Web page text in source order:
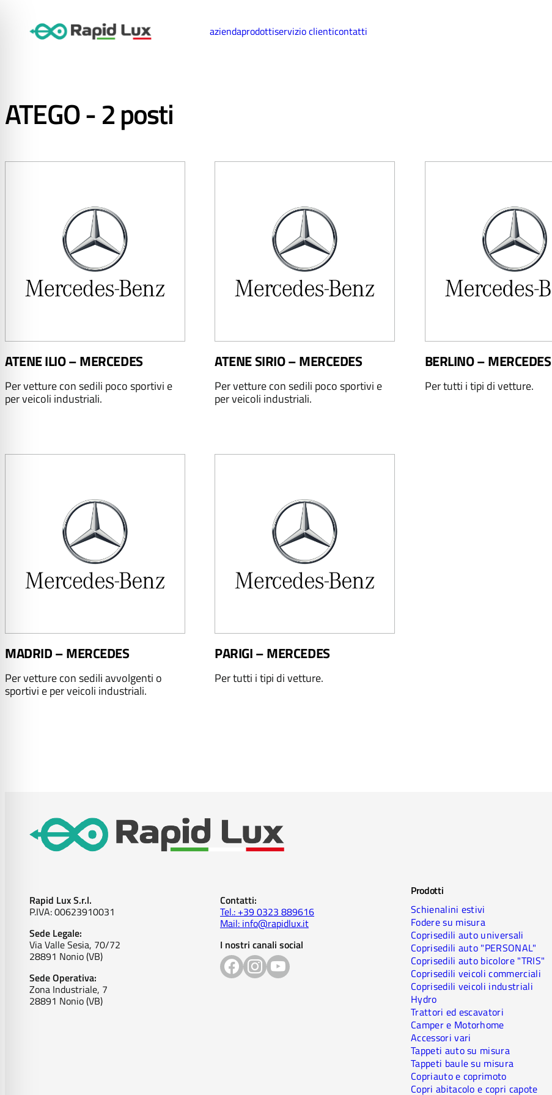
aziendaprodottiservizio clienticontatti
ATEGO - 2 posti
ATENE ILIO – MERCEDES
Per vetture con sedili poco sportivi e
per veicoli industriali.
ATENE SIRIO – MERCEDES
Per vetture con sedili poco sportivi e
per veicoli industriali.
BERLINO – MERCEDES
Per tutti i tipi di vetture.
MADRID – MERCEDES
Per vetture con sedili avvolgenti o
sportivi e per veicoli industriali.
PARIGI – MERCEDES
Per tutti i tipi di vetture.
Rapid Lux S.r.l.
P.IVA: 00623910031
Sede Legale:
Via Valle Sesia, 70/72
28891 Nonio (VB)
Sede Operativa:
Zona Industriale, 7
28891 Nonio (VB)
Contatti:
Tel.: +39 0323 889616
Mail: info@rapidlux.it
I nostri canali social
Prodotti
Schienalini estivi
Fodere su misura
Coprisedili auto universali
Coprisedili auto "PERSONAL"
Coprisedili auto bicolore "TRIS"
Coprisedili veicoli commerciali
Coprisedili veicoli industriali
Hydro
Trattori ed escavatori
Camper e Motorhome
Accessori vari
Tappeti auto su misura
Tappeti baule su misura
Copriauto e coprimoto
Copri abitacolo e copri capote